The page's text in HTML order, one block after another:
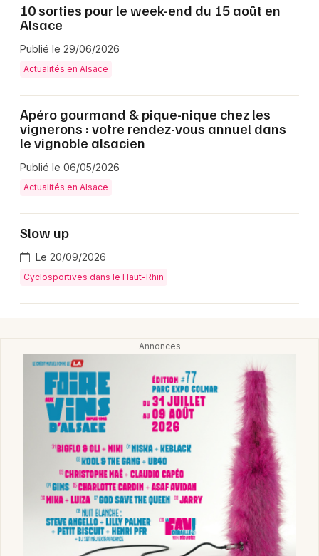
Actus tourisme & loisirs
Restaurants
68 - Haut-Rhin
Choisir mes départements
Mon email
10 sorties pour le week-end du 15 août en
Alsace
Publié le 29/06/2026
Actualités en Alsace
Apéro gourmand & pique-nique chez les
vignerons : votre rendez-vous annuel dans
le vignoble alsacien
Publié le 06/05/2026
Actualités en Alsace
Slow up
Le 20/09/2026
Cyclosportives dans le Haut-Rhin